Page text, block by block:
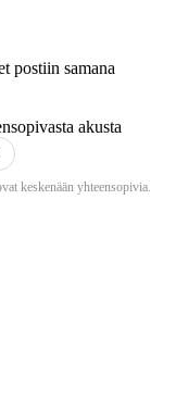
postiin samana
akusta
keskenään yhteensopivia.